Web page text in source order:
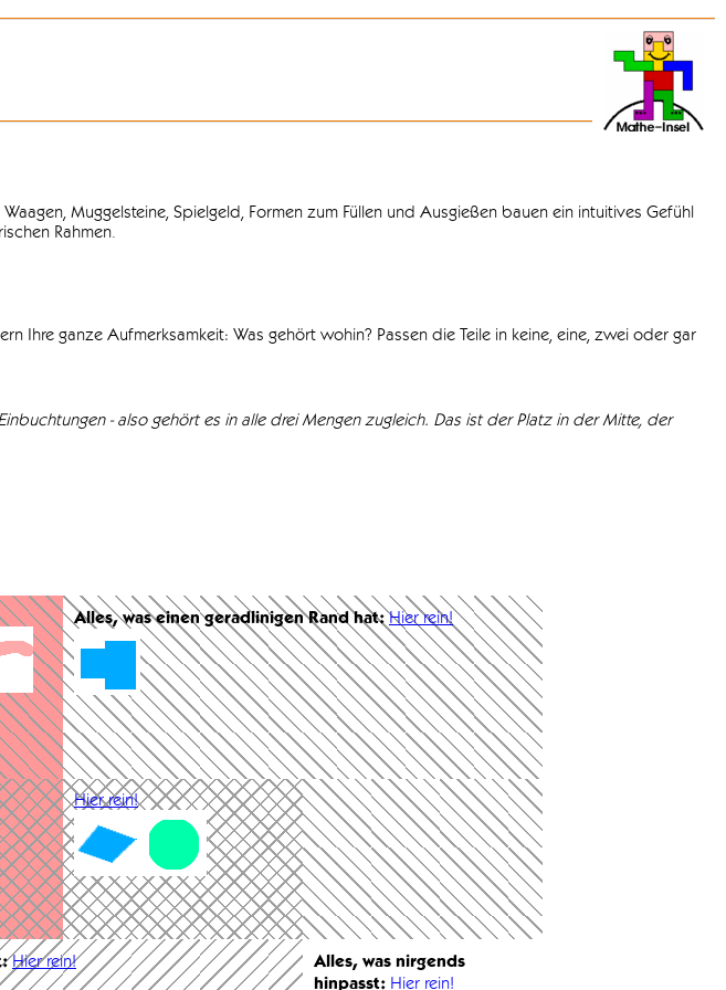
Muggelsteine, Spielgeld, Formen zum Füllen und Ausgießen bauen ein intuitives Gefühl
Rahmen.
Ihre ganze Aufmerksamkeit: Was gehört wohin? Passen die Teile in keine, eine, zwei oder gar
- also gehört es in alle drei Mengen zugleich. Das ist der Platz in der Mitte, der
Alles, was einen geradlinigen Rand hat:Hier rein!
Hier rein!
Hier rein!
Alles, was nirgends
hinpasst: Hier rein!